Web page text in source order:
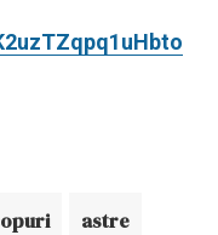
astre